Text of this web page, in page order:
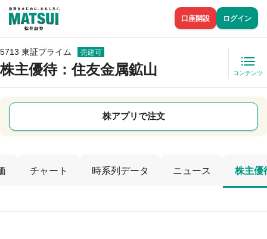
口座開設 ログイン
5713 東証プライム 売建可
株主優待：住友金属鉱山 コンテンツ
株アプリで注文
チャート 時系列データ ニュース 株主優